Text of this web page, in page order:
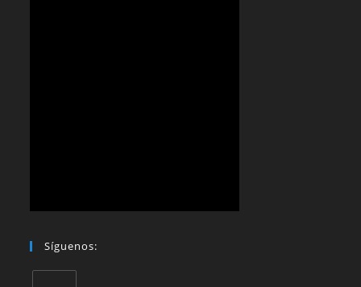
Síguenos: